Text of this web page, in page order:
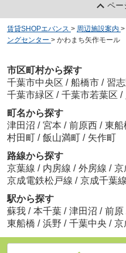
ペー
賃貸SHOPエバンス > 周辺施設案内 >
ングセンター > かわまち矢作モール
市区町村から探す
千葉市中央区 / 船橋市 / 習
千葉市緑区 / 千葉市若葉区 /
町名から探す
津田沼 / 宮本 / 前原西 / 東船
村田町 / 飯山満町 / 矢作町
路線から探す
京葉線 / 内房線 / 外房線 / 京
京成電鉄松戸線 / 京成千葉線
駅から探す
蘇我 / 本千葉 / 津田沼 / 前原
東船橋 / 浜野 / 千葉中央 / 京